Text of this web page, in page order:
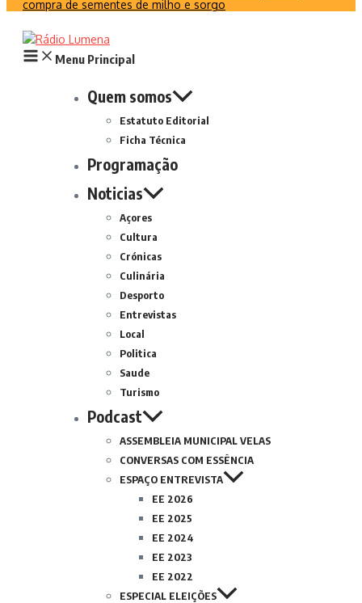
compra de sementes de milho e sorgo
Menu Principal
Quem somos
Estatuto Editorial
Ficha Técnica
Programação
Noticias
Açores
Cultura
Crónicas
Culinária
Desporto
Entrevistas
Local
Politica
Saude
Turismo
Podcast
ASSEMBLEIA MUNICIPAL VELAS
CONVERSAS COM ESSÊNCIA
ESPAÇO ENTREVISTA
EE 2026
EE 2025
EE 2024
EE 2023
EE 2022
ESPECIAL ELEIÇÕES